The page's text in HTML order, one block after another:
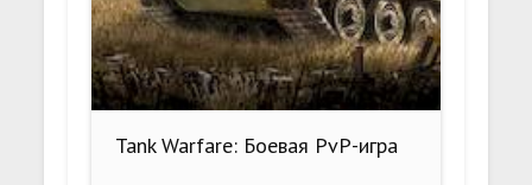
Tank Warfare: Боевая PvP-игра